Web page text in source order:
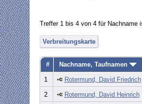
Treffer 1 bis 4 von 4 für Nachname
Verbreitungskarte
# Nachname, Taufnamen
1 Rotermund, David Friedrich
2 Rotermund, David Heinrich